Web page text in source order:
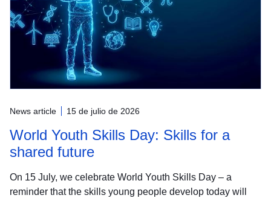
News article 15 de julio de 2026
World Youth Skills Day: Skills for a
shared future
On 15 July, we celebrate World Youth Skills Day – a
reminder that the skills young people develop today will